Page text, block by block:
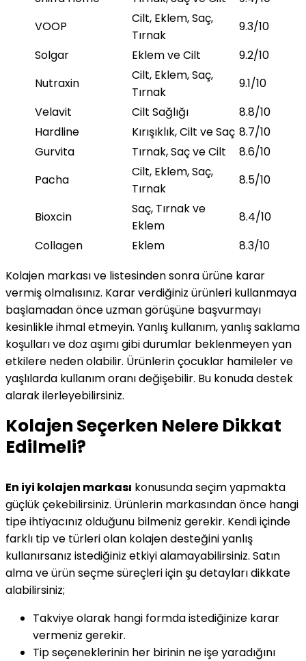
VOOP
Cilt, Eklem, Saç,
Tırnak
9.3/10
Solgar
Eklem ve Cilt
9.2/10
Nutraxin
Cilt, Eklem, Saç,
Tırnak
9.1/10
Velavit
Cilt Sağlığı
8.8/10
Hardline
Kırışıklık, Cilt ve Saç 8.7/10
Gurvita
Tırnak, Saç ve Cilt
8.6/10
Pacha
Cilt, Eklem, Saç,
Tırnak
8.5/10
Bioxcin
Saç, Tırnak ve
Eklem
8.4/10
Collagen
Eklem
8.3/10
Kolajen markası ve listesinden sonra ürüne karar
vermiş olmalısınız. Karar verdiğiniz ürünleri kullanmaya
başlamadan önce uzman görüşüne başvurmayı
kesinlikle ihmal etmeyin. Yanlış kullanım, yanlış saklama
koşulları ve doz aşımı gibi durumlar beklenmeyen yan
etkilere neden olabilir. Ürünlerin çocuklar hamileler ve
yaşlılarda kullanım oranı değişebilir. Bu konuda destek
alarak ilerleyebilirsiniz.
Kolajen Seçerken Nelere Dikkat
Edilmeli?
En iyi kolajen markası konusunda seçim yapmakta
güçlük çekebilirsiniz. Ürünlerin markasından önce hangi
tipe ihtiyacınız olduğunu bilmeniz gerekir. Kendi içinde
farklı tip ve türleri olan kolajen desteğini yanlış
kullanırsanız istediğiniz etkiyi alamayabilirsiniz. Satın
alma ve ürün seçme süreçleri için şu detayları dikkate
alabilirsiniz;
Takviye olarak hangi formda istediğinize karar
vermeniz gerekir.
Tip seçeneklerinin her birinin ne işe yaradığını